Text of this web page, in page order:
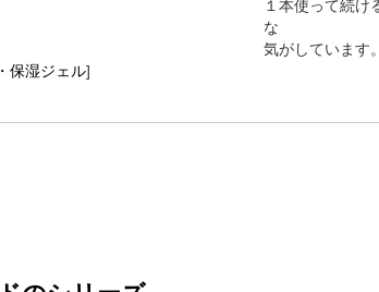
１本使って続け
な
気がしています。
保湿ジェル]